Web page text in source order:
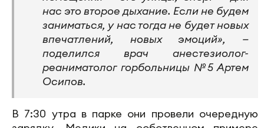
нас это второе дыхание. Если не будем
заниматься, у нас тогда не будет новых
впечатлений, новых эмоций», —
поделился врач анестезиолог-
реаниматолог горбольницы №5 Артем
Осипов.
В 7:30 утра в парке они провели очередную